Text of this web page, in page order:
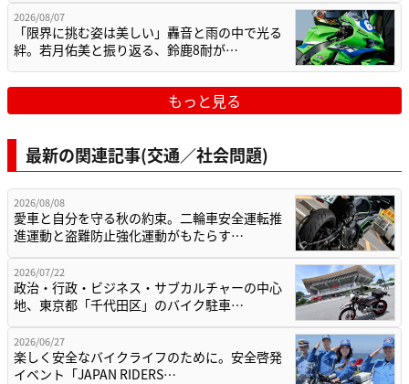
2026/08/07
「限界に挑む姿は美しい」轟音と雨の中で光る
絆。若月佑美と振り返る、鈴鹿8耐が…
もっと見る
最新の関連記事(交通／社会問題)
2026/08/08
愛車と自分を守る秋の約束。二輪車安全運転推
進運動と盗難防止強化運動がもたらす…
2026/07/22
政治・行政・ビジネス・サブカルチャーの中心
地、東京都「千代田区」のバイク駐車…
2026/06/27
楽しく安全なバイクライフのために。安全啓発
イベント「JAPAN RIDERS…